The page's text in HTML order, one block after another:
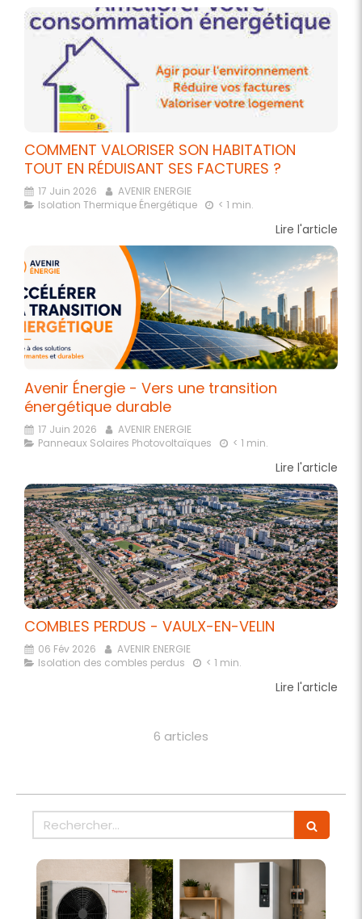
COMMENT VALORISER SON HABITATION
TOUT EN RÉDUISANT SES FACTURES ?
17 Juin 2026
AVENIR ENERGIE
Isolation Thermique Énergétique
< 1 min.
Lire l'article
Avenir Énergie - Vers une transition
énergétique durable
17 Juin 2026
AVENIR ENERGIE
Panneaux Solaires Photovoltaïques
< 1 min.
Lire l'article
COMBLES PERDUS - VAULX-EN-VELIN
06 Fév 2026
AVENIR ENERGIE
Isolation des combles perdus
< 1 min.
Lire l'article
6 articles
Rechercher